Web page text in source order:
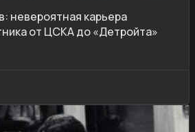
невероятная карьера
от ЦСКА до «Детройта»